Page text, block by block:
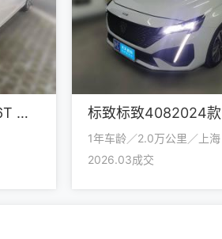
标致标致4082016款 1.6T 自动豪华版
1年车龄／2.0万公里／上海
2026.03成交